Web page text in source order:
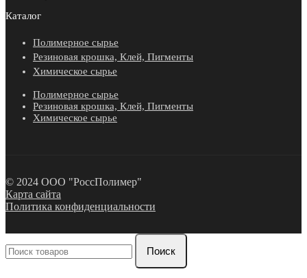
Каталог
Полимерное сырье
Резиновая крошка, Клей, Пигменты
Химическое сырье
Полимерное сырье
Резиновая крошка, Клей, Пигменты
Химическое сырье
© 2024 ООО "РоссПолимер"
Карта сайта
Политика конфиденциальности
Поиск